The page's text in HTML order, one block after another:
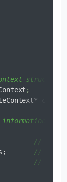
struct
;
ctx)
// True
//
//